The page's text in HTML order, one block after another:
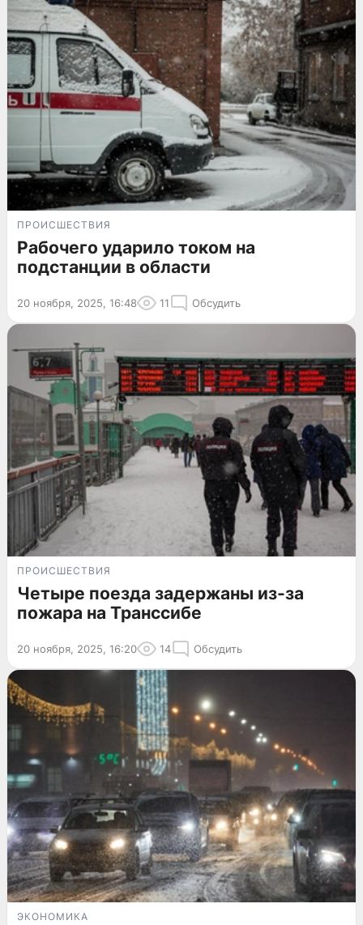
ПРОИСШЕСТВИЯ
Рабочего ударило током на
подстанции в области
20 ноября, 2025, 16:48 11 Обсудить
ПРОИСШЕСТВИЯ
Четыре поезда задержаны из-за
пожара на Транссибе
20 ноября, 2025, 16:20 14 Обсудить
ЭКОНОМИКА